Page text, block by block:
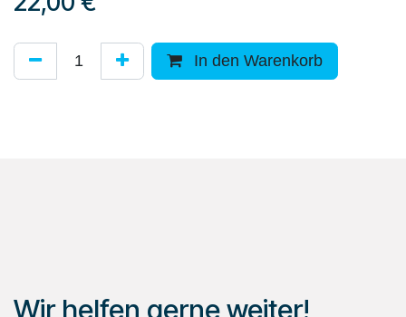
In den Warenkorb
Wir helfen gerne weiter!